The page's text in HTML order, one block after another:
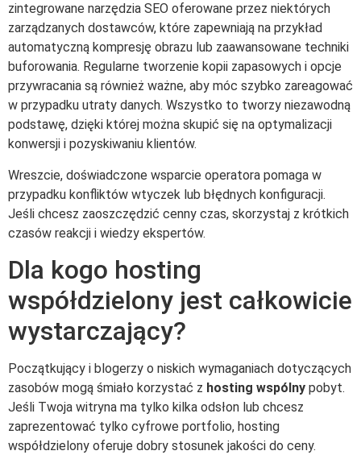
zintegrowane narzędzia SEO oferowane przez niektórych
zarządzanych dostawców, które zapewniają na przykład
automatyczną kompresję obrazu lub zaawansowane techniki
buforowania. Regularne tworzenie kopii zapasowych i opcje
przywracania są również ważne, aby móc szybko zareagować
w przypadku utraty danych. Wszystko to tworzy niezawodną
podstawę, dzięki której można skupić się na optymalizacji
konwersji i pozyskiwaniu klientów.
Wreszcie, doświadczone wsparcie operatora pomaga w
przypadku konfliktów wtyczek lub błędnych konfiguracji.
Jeśli chcesz zaoszczędzić cenny czas, skorzystaj z krótkich
czasów reakcji i wiedzy ekspertów.
Dla kogo hosting
współdzielony jest całkowicie
wystarczający?
Początkujący i blogerzy o niskich wymaganiach dotyczących
zasobów mogą śmiało korzystać z hosting wspólny pobyt.
Jeśli Twoja witryna ma tylko kilka odsłon lub chcesz
zaprezentować tylko cyfrowe portfolio, hosting
współdzielony oferuje dobry stosunek jakości do ceny.